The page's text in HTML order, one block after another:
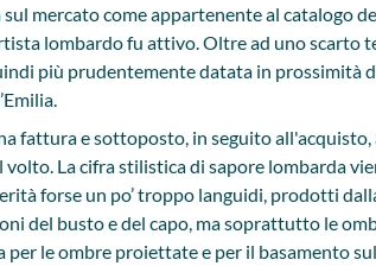
sul mercato come appartenente al catalogo
lombardo fu attivo. Oltre ad uno scarto
più prudentemente datata in prossimità
fattura e sottoposto, in seguito
volto. La cifra stilistica di sapore lombarda
forse un po’ troppo languidi, prodotti
del busto e del capo, ma soprattutto le
per le ombre proiettate e per il basamento